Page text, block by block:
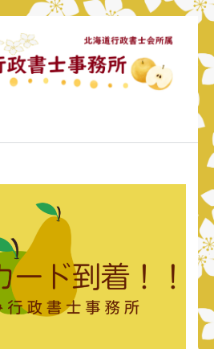
書士事務所
えていきたい